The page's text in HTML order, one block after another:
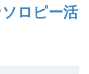
ロピー活